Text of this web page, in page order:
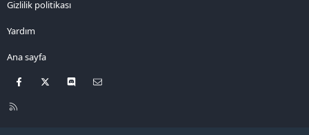
Gizlilik politikası
Yardım
Ana sayfa
Facebook Discord
R